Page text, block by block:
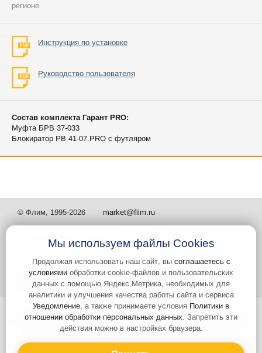
регионе
Инструкция по установке
Руководство пользователя
Состав комплекта Гарант PRO:
Муфта БРВ 37-033
Блокиратор РВ 41-07.PRO с футляром
© Флим, 1995-2026 market@flim.ru
Задать вопрос Контакты
Интернет-сайт носит информационный характер и не является
публичной офертой, которая определяется положениями статьи 437
Гражданского кодекса РФ. Информация о характеристиках и
стоимости товаров, указанных на сайте, условия доставки может
Мы используем файлы Cookies
Продолжая использовать наш сайт, вы соглашаетесь с
условиями обработки cookie-файлов и пользовательских
данных с помощью Яндекс.Метрика, необходимых для
аналитики и улучшения качества работы сайта и сервиса
Уведомление, а также принимаете условия Политики в
отношении обработки персональных данных. Запретить эти
действия можно в настройках браузера.